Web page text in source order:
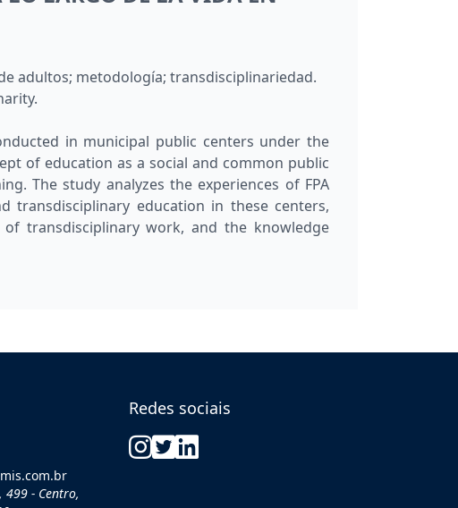
adultos; metodología; transdisciplinariedad.
in municipal public centers under the
of education as a social and common public
The study analyzes the experiences of FPA
transdisciplinary education in these centers,
transdisciplinary work, and the knowledge
499 - Centro,
Redes sociais